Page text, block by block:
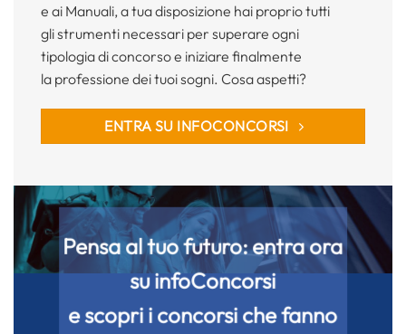
e ai Manuali, a tua disposizione hai proprio tutti
gli strumenti necessari per superare ogni
tipologia di concorso e iniziare finalmente
la professione dei tuoi sogni. Cosa aspetti?
ENTRA SU INFOCONCORSI
Pensa al tuo futuro: entra ora
suinfoConcorsi
e scopri i concorsi che fanno